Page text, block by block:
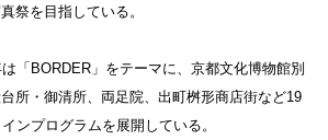
祭を目指している。
「BORDER」をテーマに、京都⽂化博物館別
所・御清所、両⾜院、出町桝形商店街など19
ンプログラムを展開している。